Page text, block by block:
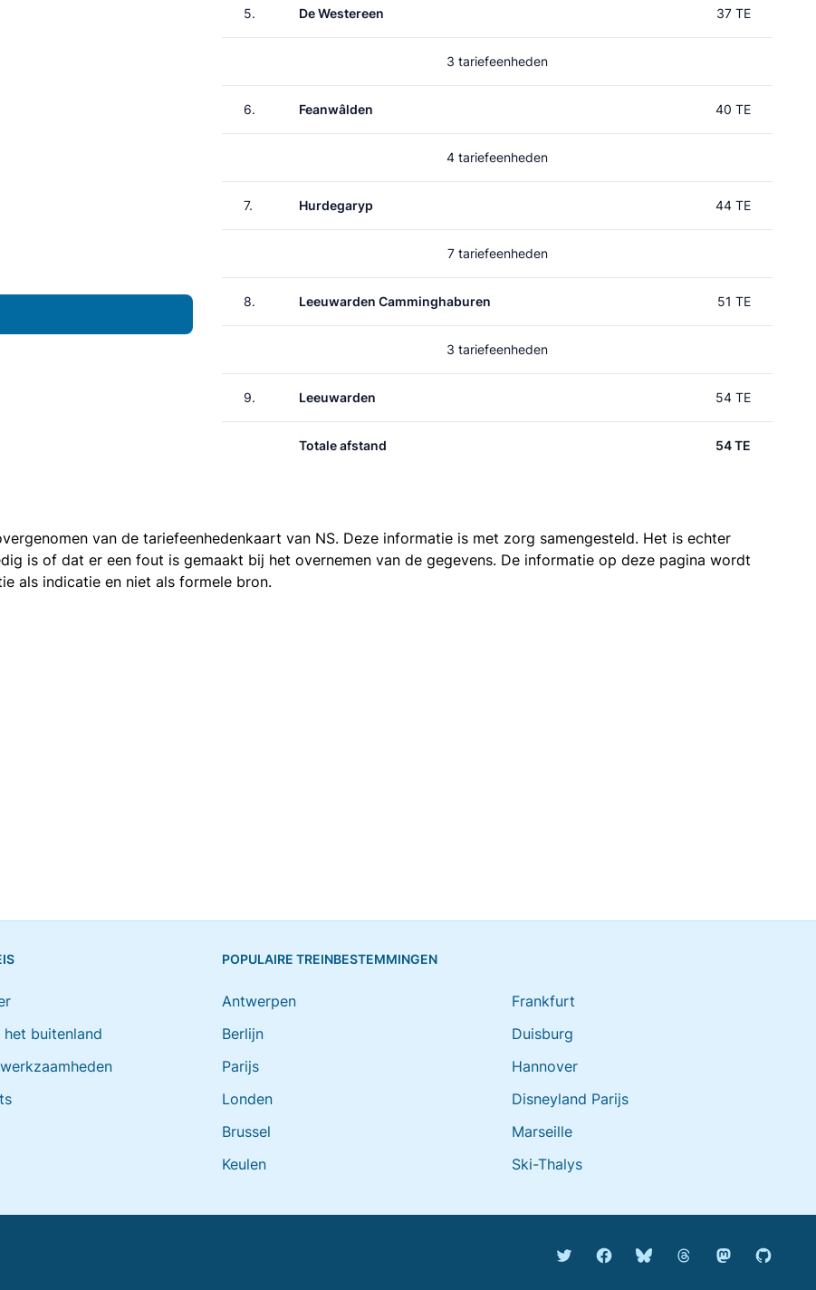
5. De Westereen 37 TE
3 tariefeenheden
6. Feanwâlden 40 TE
4 tariefeenheden
7. Hurdegaryp 44 TE
7 tariefeenheden
8. Leeuwarden Camminghaburen 51 TE
3 tariefeenheden
9. Leeuwarden 54 TE
Totale afstand 54 TE
van de tariefeenhedenkaart van NS. Deze informatie is met zorg samengesteld. Het is echter
is of dat er een fout is gemaakt bij het overnemen van de gegevens. De informatie op deze pagina wordt
als indicatie en niet als formele bron.
het buitenland
POPULAIRE TREINBESTEMMINGEN
Antwerpen
Berlijn
Parijs
Londen
Brussel
Keulen
Frankfurt
Duisburg
Hannover
Disneyland Parijs
Marseille
Ski-Thalys